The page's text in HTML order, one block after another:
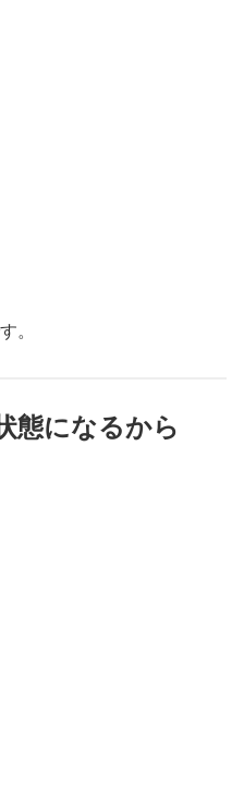
。
態になるから